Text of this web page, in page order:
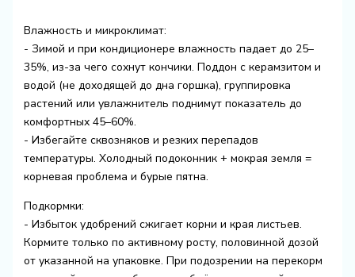
Влажность и микроклимат:
- Зимой и при кондиционере влажность падает до 25–
35%, из-за чего сохнут кончики. Поддон с керамзитом и
водой (не доходящей до дна горшка), группировка
растений или увлажнитель поднимут показатель до
комфортных 45–60%.
- Избегайте сквозняков и резких перепадов
температуры. Холодный подоконник + мокрая земля =
корневая проблема и бурые пятна.
Подкормки:
- Избыток удобрений сжигает корни и края листьев.
Кормите только по активному росту, половинной дозой
от указанной на упаковке. При подозрении на перекорм